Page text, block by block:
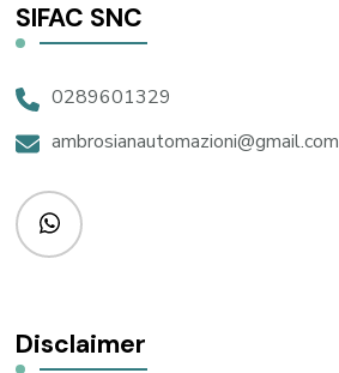
SIFAC SNC
0289601329
ambrosianautomazioni@gmail.com
Disclaimer